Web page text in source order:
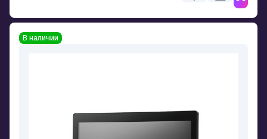
В наличии